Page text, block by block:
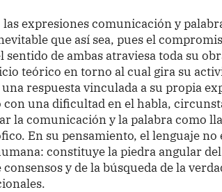
expresiones comunicación y
que así sea, pues el
sentido de ambas atraviesa toda su
teórico en torno al cual gira su
respuesta vinculada a su propia
con una dificultad en el habla,
la comunicación y la palabra como
En su pensamiento, el lenguaje no
constituye la piedra angular
y de la búsqueda de la